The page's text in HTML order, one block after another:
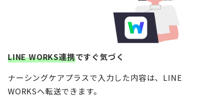
LINE WORKS連携ですぐ気づく
ナーシングケアプラスで入力した内容は、LINE
WORKSへ転送できます。